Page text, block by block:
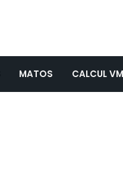
MATOS CALCUL